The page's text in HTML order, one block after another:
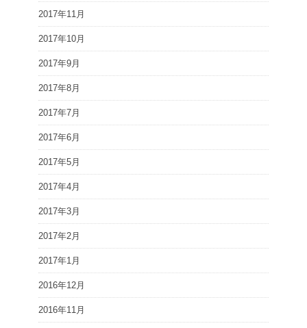
2017年11月
2017年10月
2017年9月
2017年8月
2017年7月
2017年6月
2017年5月
2017年4月
2017年3月
2017年2月
2017年1月
2016年12月
2016年11月